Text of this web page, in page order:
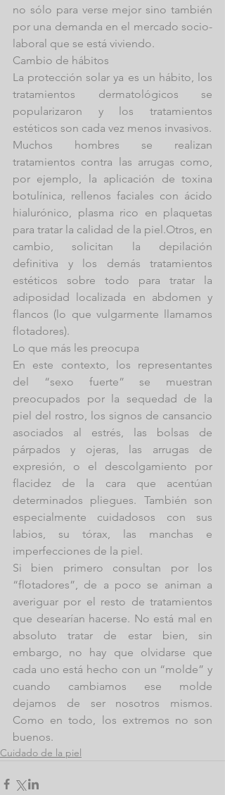
no sólo para verse mejor sino también
por una demanda en el mercado socio-
laboral que se está viviendo.
Cambio de hábitos
La protección solar ya es un hábito, los
tratamientos dermatológicos se
popularizaron y los tratamientos
estéticos son cada vez menos invasivos.
Muchos hombres se realizan
tratamientos contra las arrugas como,
por ejemplo, la aplicación de toxina
botulínica, rellenos faciales con ácido
hialurónico, plasma rico en plaquetas
para tratar la calidad de la piel.Otros, en
cambio, solicitan la depilación
definitiva y los demás tratamientos
estéticos sobre todo para tratar la
adiposidad localizada en abdomen y
flancos (lo que vulgarmente llamamos
flotadores).
Lo que más les preocupa
En este contexto, los representantes
del “sexo fuerte” se muestran
preocupados por la sequedad de la
piel del rostro, los signos de cansancio
asociados al estrés, las bolsas de
párpados y ojeras, las arrugas de
expresión, o el descolgamiento por
flacidez de la cara que acentúan
determinados pliegues. También son
especialmente cuidadosos con sus
labios, su tórax, las manchas e
imperfecciones de la piel.
Si bien primero consultan por los
“flotadores”, de a poco se animan a
averiguar por el resto de tratamientos
que desearían hacerse. No está mal en
absoluto tratar de estar bien, sin
embargo, no hay que olvidarse que
cada uno está hecho con un “molde” y
cuando cambiamos ese molde
dejamos de ser nosotros mismos.
Como en todo, los extremos no son
buenos.
Cuidado de la piel